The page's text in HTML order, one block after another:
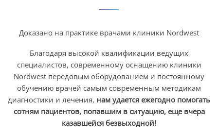
терапии при раке молочной
железы, легких и других видах
опухолей.
Подробнее о процедуре
Лечение остеогенной саркомы в
Доказано на практике врачами клиники Nordwest
Благодаря высокой квалификации ведущих
специалистов, современному оснащению клиники
Nordwest передовым оборудованием и постоянному
обучению врачей самым современным методикам
диагностики и лечения, нам удается ежегодно помогать
сотням пациентов, попавшим в ситуацию, еще вчера
казавшейся безвыходной!